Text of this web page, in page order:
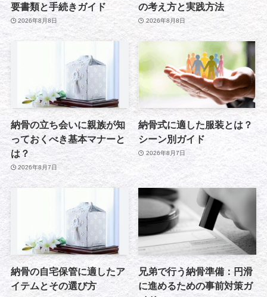
要書類と手続きガイド
2026年8月8日
の考え方と実践方法
2026年8月8日
納骨の立ち会いに親族が知
っておくべき基本マナーと
は？
2026年8月7日
納骨式に適した服装とは？
シーン別ガイド
2026年8月7日
納骨の自宅保管に適したア
イテムとその選び方
兄弟で行う納骨準備：円滑
に進めるための事前対策ガ